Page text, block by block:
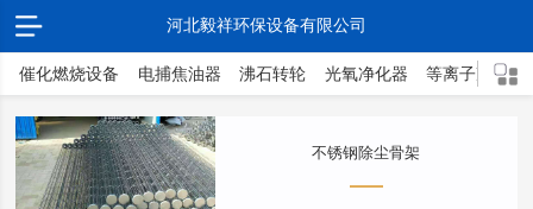
河北毅祥环保设备有限公司
催化燃烧设备 电捕焦油器 沸石转轮 光氧净化器 等离子净化器
不锈钢除尘骨架